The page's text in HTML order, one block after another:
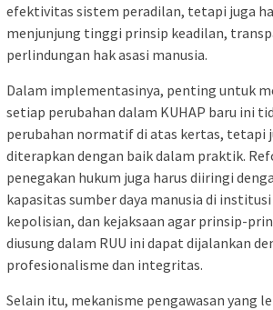
efektivitas sistem peradilan, tetapi juga
menjunjung tinggi prinsip keadilan,
perlindungan hak asasi manusia.
Dalam implementasinya, penting untuk
setiap perubahan dalam KUHAP baru ini
perubahan normatif di atas kertas, tetapi
diterapkan dengan baik dalam praktik.
penegakan hukum juga harus diiringi
kapasitas sumber daya manusia di
kepolisian, dan kejaksaan agar prinsip-
diusung dalam RUU ini dapat dijalankan
profesionalisme dan integritas.
Selain itu, mekanisme pengawasan yang